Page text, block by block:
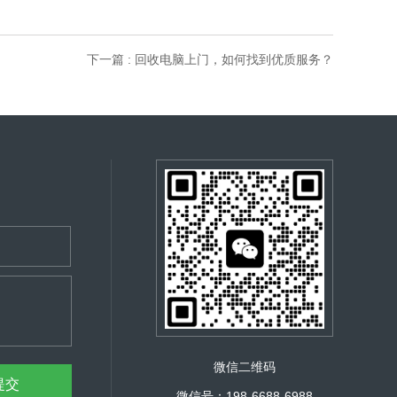
下一篇 : 回收电脑上门，如何找到优质服务？
微信二维码